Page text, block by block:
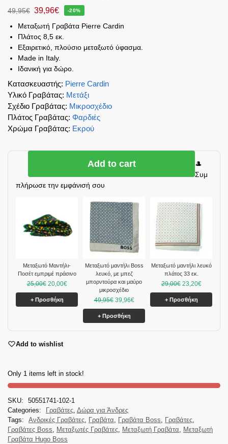
49,95€ 39,96€ -20%
Μεταξωτή Γραβάτα Pierre Cardin
Πλάτος 8,5 εκ.
Εξαιρετικό, πλούσιο μεταξωτό ύφασμα.
Made in Italy.
Ιδανική για δώρο.
Κατασκευαστής: Pierre Cardin
Υλικό Γραβάτας: Μετάξι
Σχέδιο Γραβάτας: Μικροσχέδιο
Πλάτος Γραβάτας: Φαρδιές
Χρώμα Γραβάτας: Εκρού
Add to cart
🎩
Συμ
πλήρωσε την εμφάνισή σου
Μεταξωτό Μαντήλι-
Ποσέτ εμπριμέ πράσινο
25,00€ 20,00€
+ Προσθήκη
Μεταξωτό μαντήλι Boss
λευκό, με μπεζ
μπορντούρα και μαύρο
μικροσχέδιο
49,95€ 39,96€
+ Προσθήκη
Mεταξωτό μαντήλι λευκό
πλάτος 33 εκ.
29,00€ 23,20€
+ Προσθήκη
Add to wishlist
Only 1 items left in stock!
SKU:
50551741-102-1
Categories:
Γραβάτες, Δώρα για Άνδρες
Tags:
Ανδρικές Γραβάτες, Γραβάτα, Γραβάτα Boss, Γραβάτες,
Γραβάτες Boss, Μεταξωτές Γραβάτες, Μεταξωτή Γραβάτα, Μεταξωτή
Γραβάτα Hugo Boss